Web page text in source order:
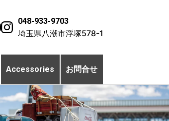
048-933-9703
埼玉県八潮市浮塚578-1
Accessories お問合せ